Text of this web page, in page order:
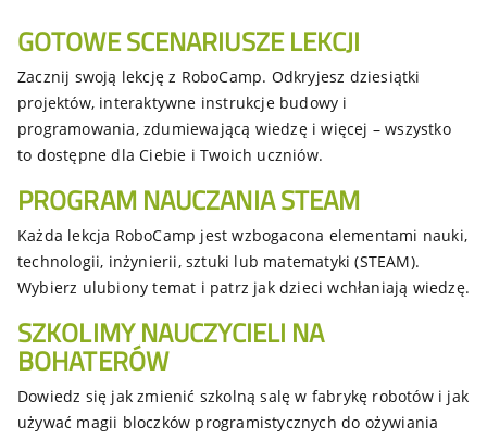
GOTOWE SCENARIUSZE LEKCJI
Zacznij swoją lekcję z RoboCamp. Odkryjesz dziesiątki
projektów, interaktywne instrukcje budowy i
programowania, zdumiewającą wiedzę i więcej – wszystko
to dostępne dla Ciebie i Twoich uczniów.
PROGRAM NAUCZANIA STEAM
Każda lekcja RoboCamp jest wzbogacona elementami nauki,
technologii, inżynierii, sztuki lub matematyki (STEAM).
Wybierz ulubiony temat i patrz jak dzieci wchłaniają wiedzę.
SZKOLIMY NAUCZYCIELI NA
BOHATERÓW
Dowiedz się jak zmienić szkolną salę w fabrykę robotów i jak
używać magii bloczków programistycznych do ożywiania